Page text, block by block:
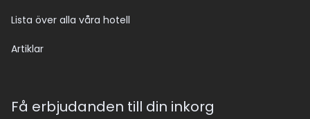
Lista över alla våra hotell
Artiklar
Få erbjudanden till din inkorg